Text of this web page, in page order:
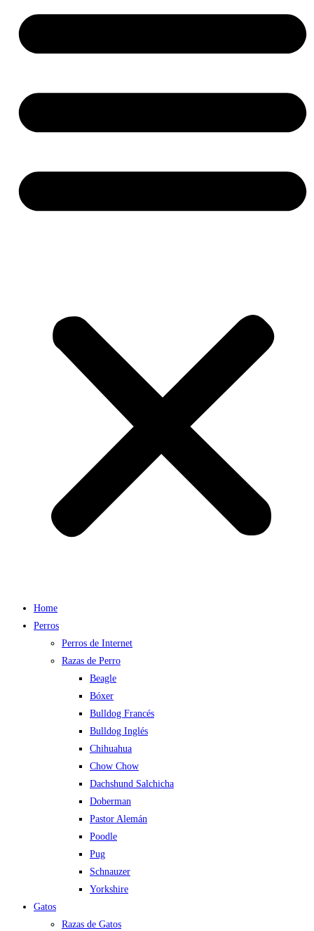
Home
Perros
Perros de Internet
Razas de Perro
Beagle
Bóxer
Bulldog Francés
Bulldog Inglés
Chihuahua
Chow Chow
Dachshund Salchicha
Doberman
Pastor Alemán
Poodle
Pug
Schnauzer
Yorkshire
Gatos
Razas de Gatos